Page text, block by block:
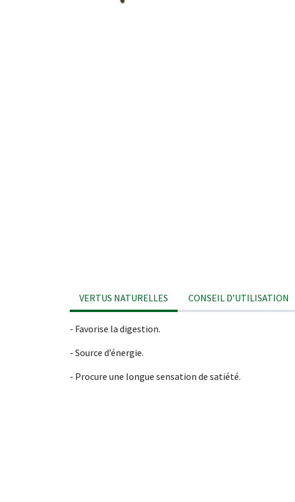
VERTUS NATURELLES CONSEIL D’UTILISATION
- Favorise la digestion.
- Source d’énergie.
- Procure une longue sensation de satiété.